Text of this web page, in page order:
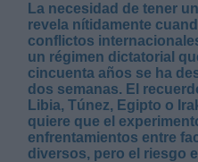
La necesidad de tener
revela nítidamente
conflictos
un régimen dictatorial
cincuenta años se ha
dos semanas. El
Libia, Túnez, Egipto o
quiere que el
enfrentamientos entre
diversos, pero el riesgo
Destinatarios: